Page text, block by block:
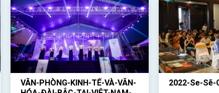
VĂN-PHÒNG-KINH-TẾ-VÀ-VĂN-
2022-Se-Sẽ-